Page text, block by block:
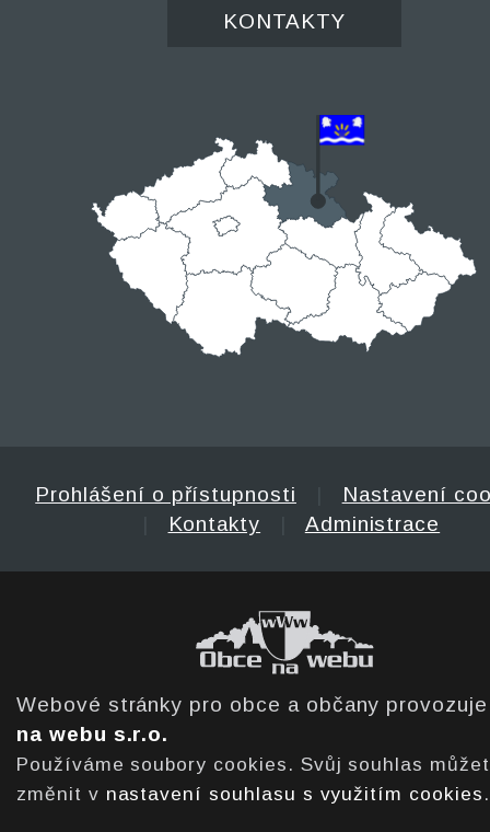
KONTAKTY
Prohlášení o přístupnosti
Nastavení
Kontakty Administrace
Webové stránky pro obce a občany
na webu s.r.o.
Používáme soubory cookies. Svůj souhlas
změnit v nastavení souhlasu s využitím cookies .